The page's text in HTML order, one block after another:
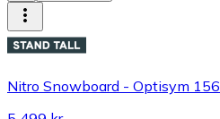
Nitro Snowboard - Optisym 156